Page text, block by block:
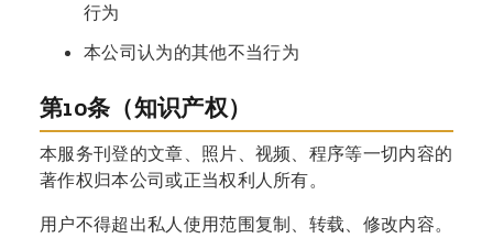
行为
本公司认为的其他不当行为
第10条（知识产权）
本服务刊登的文章、照片、视频、程序等一切内容的
著作权归本公司或正当权利人所有。
用户不得超出私人使用范围复制、转载、修改内容。